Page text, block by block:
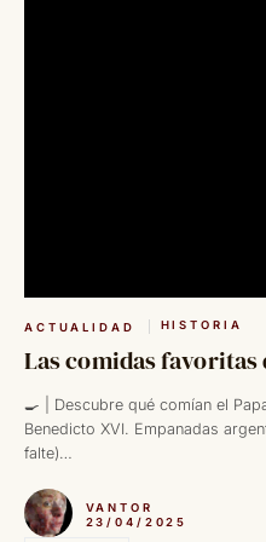
ACTUALIDAD HISTORIA
Las comidas favoritas
🍳 | Descubre qué comían el
Benedicto XVI. Empanadas
falte)…
VANTOR
23/04/2025